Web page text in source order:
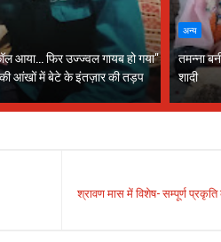
आया... फिर उज्ज्वल गायब हो गया"
आंखों में बेटे के इंतज़ार की तड़प
अन्य
तमन्ना
शादी
श्रावण मास में विशेष- सम्पूर्ण